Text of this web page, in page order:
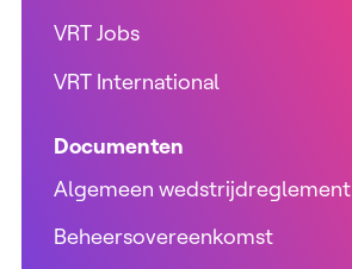
VRT Jobs
VRT International
Documenten
Algemeen wedstrijdreglement
Beheersovereenkomst